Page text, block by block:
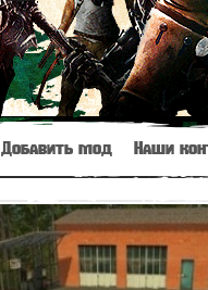
Добавить мод Наши